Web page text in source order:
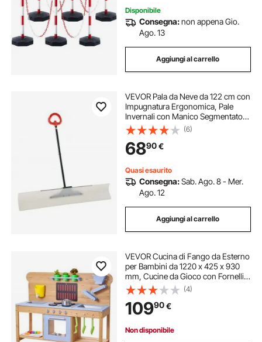
Disponibile
Consegna:non appena Gio.
Ago. 13
Aggiungi al carrello
VEVOR Pala da Neve da 122 cm con
Impugnatura Ergonomica, Pale
Invernali con Manico Segmentato,
Striscia con Bordo in Metallo,
Strumento Portatile per Rimozione
della Neve per Vialetti, Giardino
(6)
6890€
Quasi esaurito
Consegna:Sab. Ago. 8 - Mer.
Ago. 12
Aggiungi al carrello
VEVOR Cucina di Fango da Esterno
per Bambini da 1220 x 425 x 930
mm, Cucine da Gioco con Fornelli,
Ganci, Doppi Lavelli, Pale da
Piantagione, Spatole, Pentole e
Accessori, Giochi con Acqua e
Sabbia
(4)
10990€
Non disponibile